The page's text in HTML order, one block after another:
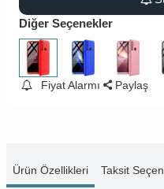
Diğer Seçenekler
Fiyat Alarmı Paylaş
Ürün Özellikleri Taksit